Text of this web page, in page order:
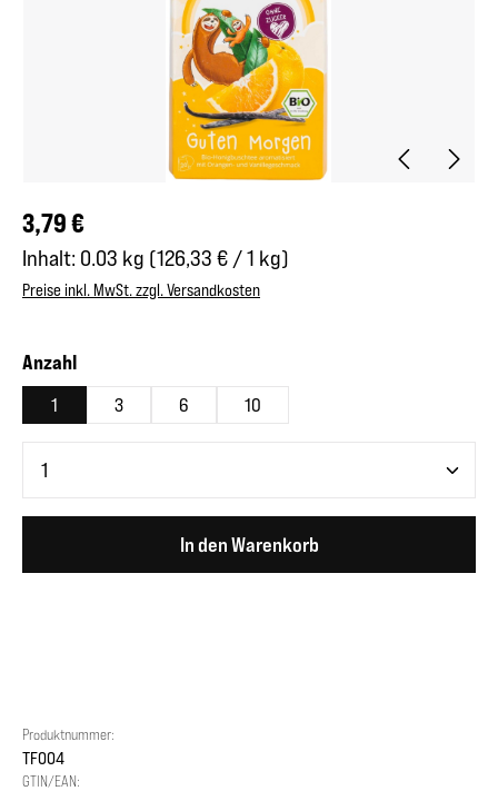
Regulärer Preis:
3,79 €
Inhalt: 0.03 kg (126,33 € / 1 kg)
Preise inkl. MwSt. zzgl. Versandkosten
Anzahlauswählen
1 3 6 10
In den Warenkorb
Produktnummer:
TF004
GTIN/EAN: